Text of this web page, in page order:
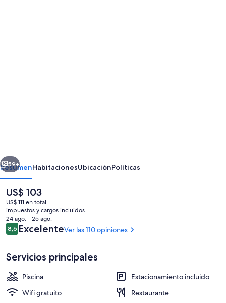
Una piscina al aire libre
Siguiente
59+
ResumenHabitacionesUbicaciónPolíticas
El
precio
actual
es
de
US$ 103
US$ 103
US$ 111 en total
impuestos y cargos incluidos
24 ago. - 25 ago.
Opiniones
8,68,6 de 10
ExcelenteVer las 110 opiniones
Servicios principales
Piscina
Estacionamiento incluido
Wifi gratuito
Restaurante